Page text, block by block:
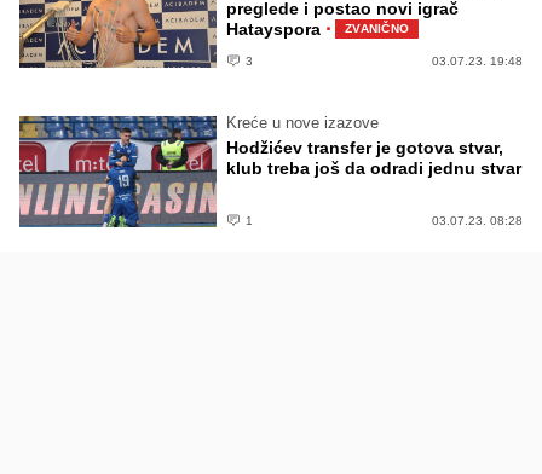
preglede i postao novi igrač
Hatayspora · ZVANIČNO
3 03.07.23. 19:48
Kreće u nove izazove
Hodžićev transfer je gotova stvar,
klub treba još da odradi jednu stvar
1 03.07.23. 08:28